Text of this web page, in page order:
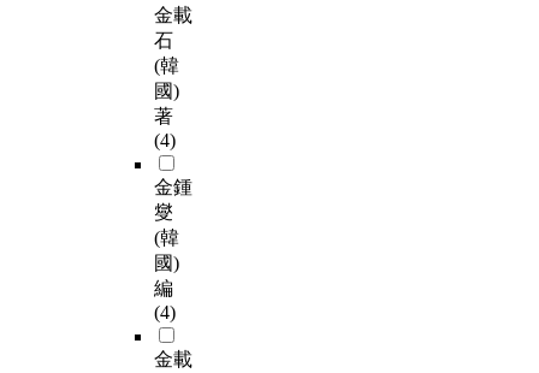
金載
石
(韓
國)
著
(4)
金鍾
燮
(韓
國)
編
(4)
金載